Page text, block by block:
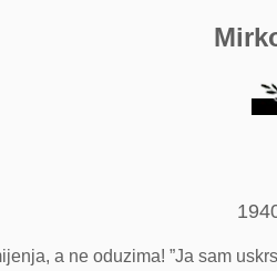
a ne oduzima! ”Ja sam